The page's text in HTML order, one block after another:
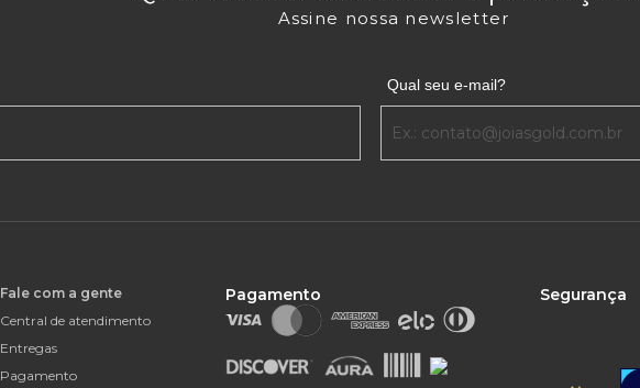
Assine nossa newsletter
Qual seu e-mail?
Fale com a gente
Central de atendimento
Entregas
Pagamento
Pagamento Segurança